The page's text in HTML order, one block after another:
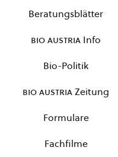
Beratungsblätter
bio austria Info
Bio-Politik
bio austriaZeitung
Formulare
Fachfilme